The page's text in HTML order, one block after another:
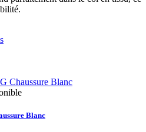
Blanc